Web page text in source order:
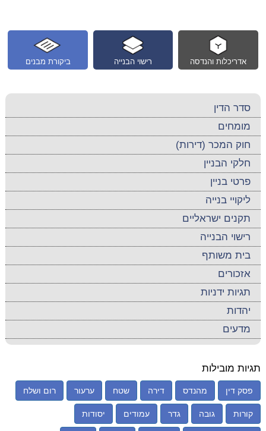
ביקורת מבנים רישוי הבנייה אדריכלות והנדסה
סדר הדין
מומחים
חוק המכר (דירות)
חלקי הבניין
פרטי בניין
ליקויי בנייה
תקנים ישראליים
רישוי הבנייה
בית משותף
אזכורים
תגיות ידניות
יהדות
מדעים
תגיות מובילות
פסק דין מהנדס דירה שטח ערעור רום ושלח
קורות גובה גדר עמודים יסודות